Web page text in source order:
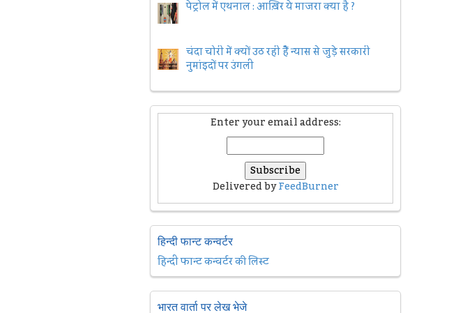
पेट्रोल में एथनाल : आख़िर ये माजरा क्या है ?
चंदा चोरी में क्यों उठ रही हैैं न्यास से जुड़े सरकारी
नुमांइदों पर उंगली
Enter your email address:
Delivered byFeedBurner
हिन्दी फान्ट कन्वर्टर
हिन्दी फान्ट कन्वर्टर की लिस्ट
भारत वार्ता पर लेख भेजे